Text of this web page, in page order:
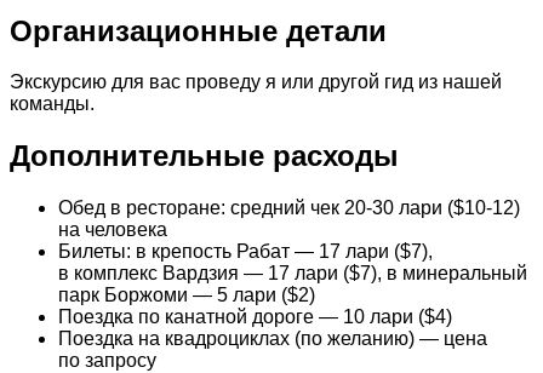
Организационные детали
Экскурсию для вас проведу я или другой гид из нашей
команды.
Дополнительные расходы
Обед в ресторане: средний чек 20-30 лари ($10-12)
на человека
Билеты: в крепость Рабат — 17 лари ($7),
в комплекс Вардзия — 17 лари ($7), в минеральный
парк Боржоми — 5 лари ($2)
Поездка по канатной дороге — 10 лари ($4)
Поездка на квадроциклах (по желанию) — цена
по запросу